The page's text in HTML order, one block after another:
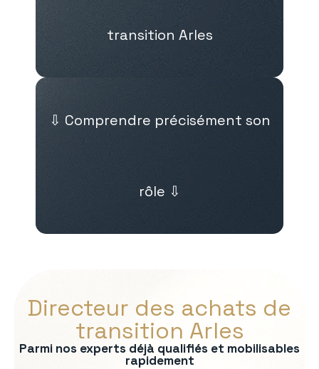
transition Arles
⇩ Comprendre précisément son
rôle ⇩
Directeur des achats de
transition Arles
Parmi nos experts déjà qualifiés et mobilisables
rapidement